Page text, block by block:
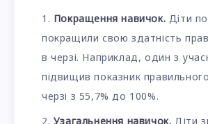
Покращення навичок. Діти
покращили свою здатність
в черзі. Наприклад, один з
підвищив показник
черзі з 55,7% до 100%.
Узагальнення навичок. Діти